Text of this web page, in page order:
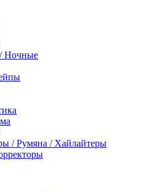
Ночные
/ Румяна / Хайлайтеры